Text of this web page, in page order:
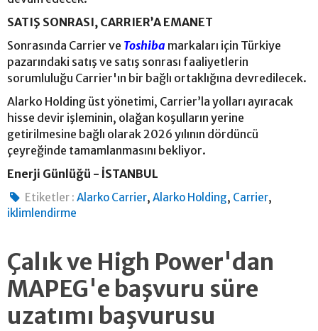
SATIŞ SONRASI, CARRIER’A EMANET
Sonrasında Carrier ve Toshiba markaları için Türkiye
pazarındaki satış ve satış sonrası faaliyetlerin
sorumluluğu Carrier'ın bir bağlı ortaklığına devredilecek.
Alarko Holding üst yönetimi, Carrier’la yolları ayıracak
hisse devir işleminin, olağan koşulların yerine
getirilmesine bağlı olarak 2026 yılının dördüncü
çeyreğinde tamamlanmasını bekliyor.
Enerji Günlüğü - İSTANBUL
Etiketler : Alarko Carrier,Alarko Holding, Carrier,
iklimlendirme
Çalık ve High Power'dan
MAPEG'e başvuru süre
uzatımı başvurusu